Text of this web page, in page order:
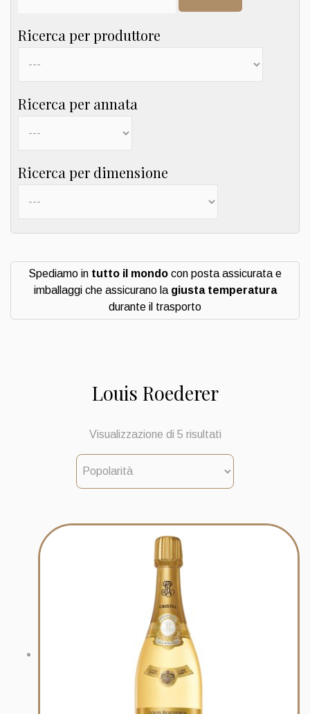
Ricerca per produttore
Ricerca per annata
Ricerca per dimensione
Spediamo in tutto il mondo con posta assicurata e
imballaggi che assicurano la giusta temperatura
durante il trasporto
Louis Roederer
Visualizzazione di 5 risultatiPopolarità